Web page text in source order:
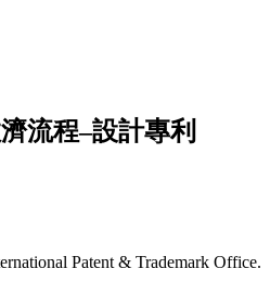
流程–設計專利
Patent & Trademark Office.